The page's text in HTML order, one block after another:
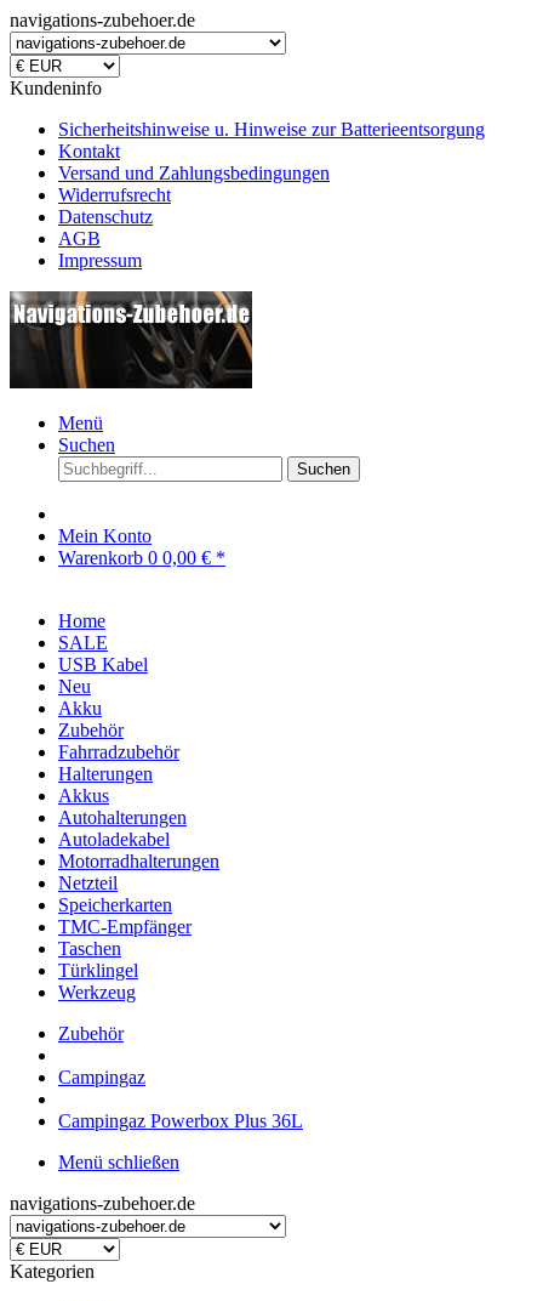
navigations-zubehoer.de
Kundeninfo
Sicherheitshinweise u. Hinweise zur Batterieentsorgung
Kontakt
Versand und Zahlungsbedingungen
Widerrufsrecht
Datenschutz
AGB
Impressum
Menü
Suchen
Suchen
Mein Konto
Warenkorb 0 0,00 € *
Home
SALE
USB Kabel
Neu
Akku
Zubehör
Fahrradzubehör
Halterungen
Akkus
Autohalterungen
Autoladekabel
Motorradhalterungen
Netzteil
Speicherkarten
TMC-Empfänger
Taschen
Türklingel
Werkzeug
Zubehör
Campingaz
Campingaz Powerbox Plus 36L
Menü schließen
navigations-zubehoer.de
Kategorien